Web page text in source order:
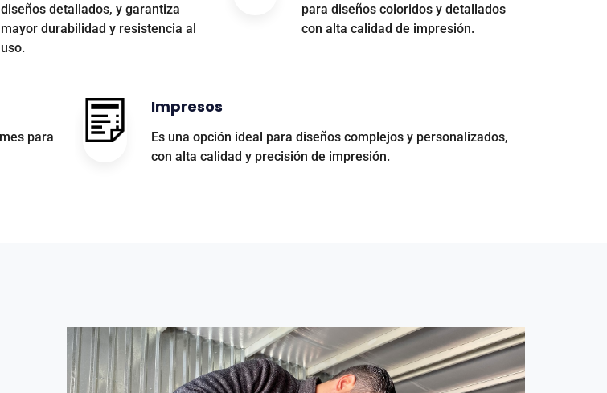
diseños detallados, y garantiza
mayor durabilidad y resistencia al
uso.
para diseños coloridos y detallados
con alta calidad de impresión.
para
Impresos
Es una opción ideal para diseños complejos y personalizados,
con alta calidad y precisión de impresión.